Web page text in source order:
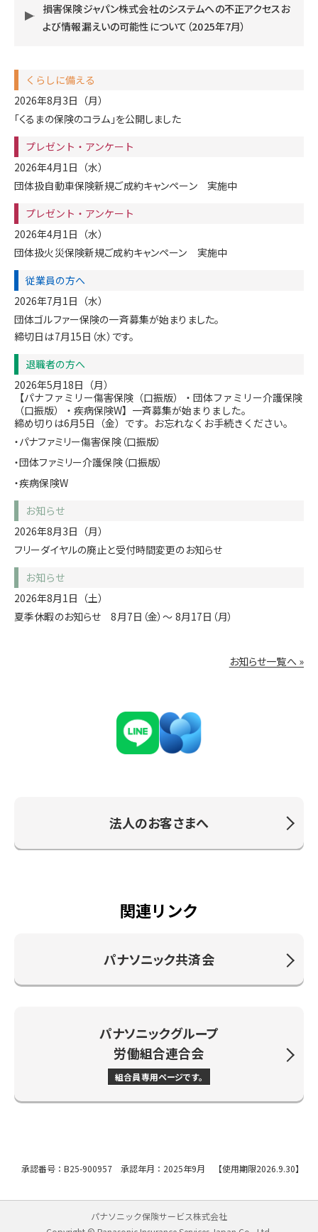
損害保険ジャパン株式会社のシステムへの不正アクセスお
よび情報漏えいの可能性について（2025年7月）
くらしに備える
2026年8月3日（月）
「くるまの保険のコラム」を公開しました
プレゼント・アンケート
2026年4月1日（水）
団体扱自動車保険新規ご成約キャンペーン 実施中
プレゼント・アンケート
2026年4月1日（水）
団体扱火災保険新規ご成約キャンペーン 実施中
従業員の方へ
2026年7月1日（水）
団体ゴルファー保険の一斉募集が始まりました。
締切日は7月15日（水）です。
退職者の方へ
2026年5月18日（月）
【パナファミリー傷害保険（口振版）・団体ファミリー介護保険
（口振版）・疾病保険W】一斉募集が始まりました。
締め切りは6月5日（金）です。お忘れなくお手続きください。
・パナファミリー傷害保険（口振版）
・団体ファミリー介護保険（口振版）
・疾病保険W
お知らせ
2026年8月3日（月）
フリーダイヤルの廃止と受付時間変更のお知らせ
お知らせ
2026年8月1日（土）
夏季休暇のお知らせ 8月7日（金）〜 8月17日（月）
お知らせ一覧へ »
法人のお客さまへ
関連リンク
パナソニック共済会
パナソニックグループ
労働組合連合会
組合員専用ページです。
承認番号：B25-900957 承認年月：2025年9月 【使用期限2026.9.30】
パナソニック保険サービス株式会社